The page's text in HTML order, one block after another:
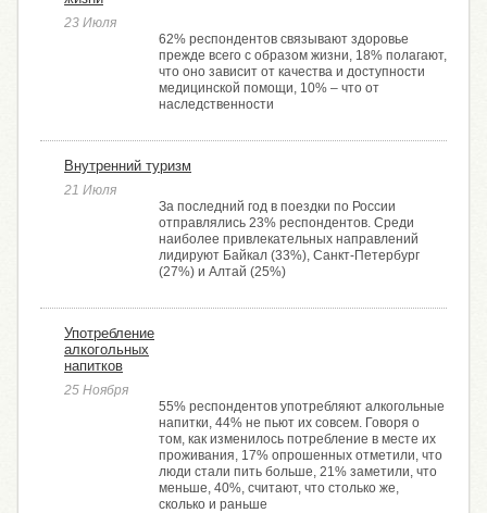
23 Июля
62% респондентов связывают здоровье
прежде всего с образом жизни, 18% полагают,
что оно зависит от качества и доступности
медицинской помощи, 10% – что от
наследственности
Внутренний туризм
21 Июля
За последний год в поездки по России
отправлялись 23% респондентов. Среди
наиболее привлекательных направлений
лидируют Байкал (33%), Санкт-Петербург
(27%) и Алтай (25%)
Употребление
алкогольных
напитков
25 Ноября
55% респондентов употребляют алкогольные
напитки, 44% не пьют их совсем. Говоря о
том, как изменилось потребление в месте их
проживания, 17% опрошенных отметили, что
люди стали пить больше, 21% заметили, что
меньше, 40%, считают, что столько же,
сколько и раньше